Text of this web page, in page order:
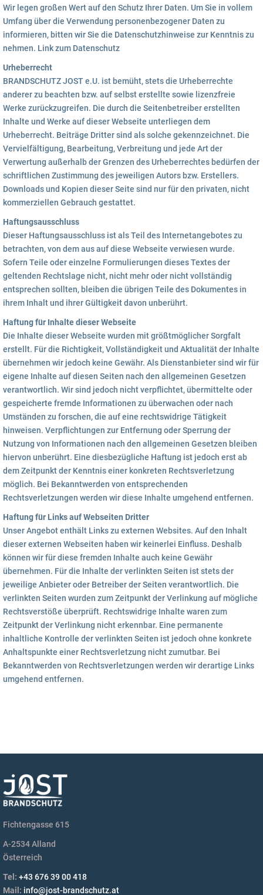
Wir legen großen Wert auf den Schutz Ihrer Daten. Um Sie in vollem
Umfang über die Verwendung personenbezogener Daten zu
informieren, bitten wir Sie die Datenschutzhinweise zur Kenntnis zu
nehmen. Link zum Datenschutz
Urheberrecht
BRANDSCHUTZ JOST e.U. ist bemüht, stets die Urheberrechte
anderer zu beachten bzw. auf selbst erstellte sowie lizenzfreie
Werke zurückzugreifen. Die durch die Seitenbetreiber erstellten
Inhalte und Werke auf dieser Webseite unterliegen dem
Urheberrecht. Beiträge Dritter sind als solche gekennzeichnet. Die
Vervielfältigung, Bearbeitung, Verbreitung und jede Art der
Verwertung außerhalb der Grenzen des Urheberrechtes bedürfen der
schriftlichen Zustimmung des jeweiligen Autors bzw. Erstellers.
Downloads und Kopien dieser Seite sind nur für den privaten, nicht
kommerziellen Gebrauch gestattet.
Haftungsausschluss
Dieser Haftungsausschluss ist als Teil des Internetangebotes zu
betrachten, von dem aus auf diese Webseite verwiesen wurde.
Sofern Teile oder einzelne Formulierungen dieses Textes der
geltenden Rechtslage nicht, nicht mehr oder nicht vollständig
entsprechen sollten, bleiben die übrigen Teile des Dokumentes in
ihrem Inhalt und ihrer Gültigkeit davon unberührt.
Haftung für Inhalte dieser Webseite
Die Inhalte dieser Webseite wurden mit größtmöglicher Sorgfalt
erstellt. Für die Richtigkeit, Vollständigkeit und Aktualität der Inhalte
übernehmen wir jedoch keine Gewähr. Als Dienstanbieter sind wir für
eigene Inhalte auf diesen Seiten nach den allgemeinen Gesetzen
verantwortlich. Wir sind jedoch nicht verpflichtet, übermittelte oder
gespeicherte fremde Informationen zu überwachen oder nach
Umständen zu forschen, die auf eine rechtswidrige Tätigkeit
hinweisen. Verpflichtungen zur Entfernung oder Sperrung der
Nutzung von Informationen nach den allgemeinen Gesetzen bleiben
hiervon unberührt. Eine diesbezügliche Haftung ist jedoch erst ab
dem Zeitpunkt der Kenntnis einer konkreten Rechtsverletzung
möglich. Bei Bekanntwerden von entsprechenden
Rechtsverletzungen werden wir diese Inhalte umgehend entfernen.
Haftung für Links auf Webseiten Dritter
Unser Angebot enthält Links zu externen Websites. Auf den Inhalt
dieser externen Webseiten haben wir keinerlei Einfluss. Deshalb
können wir für diese fremden Inhalte auch keine Gewähr
übernehmen. Für die Inhalte der verlinkten Seiten ist stets der
jeweilige Anbieter oder Betreiber der Seiten verantwortlich. Die
verlinkten Seiten wurden zum Zeitpunkt der Verlinkung auf mögliche
Rechtsverstöße überprüft. Rechtswidrige Inhalte waren zum
Zeitpunkt der Verlinkung nicht erkennbar. Eine permanente
inhaltliche Kontrolle der verlinkten Seiten ist jedoch ohne konkrete
Anhaltspunkte einer Rechtsverletzung nicht zumutbar. Bei
Bekanntwerden von Rechtsverletzungen werden wir derartige Links
umgehend entfernen.
Fichtengasse 615
A-2534 Alland
Österreich
Tel: +43 676 39 00 418
Mail: info@jost-brandschutz.at